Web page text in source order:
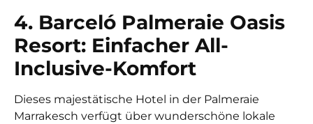
4. Barceló Palmeraie Oasis
Resort: Einfacher All-
Inclusive-Komfort
Dieses majestätische Hotel in der Palmeraie
Marrakesch verfügt über wunderschöne lokale